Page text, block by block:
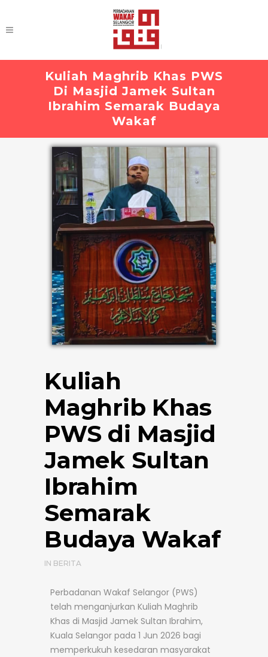
Kuliah Maghrib Khas PWS
Di Masjid Jamek Sultan
Ibrahim Semarak Budaya
Wakaf
Kuliah
Maghrib Khas
PWS di Masjid
Jamek Sultan
Ibrahim
Semarak
Budaya Wakaf
IN BERITA
Perbadanan Wakaf Selangor (PWS)
telah menganjurkan Kuliah Maghrib
Khas di Masjid Jamek Sultan Ibrahim,
Kuala Selangor pada 1 Jun 2026 bagi
memperkukuh kesedaran masyarakat